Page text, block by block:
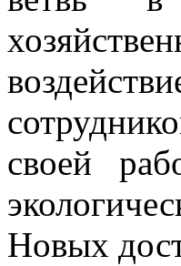
своей
Новых